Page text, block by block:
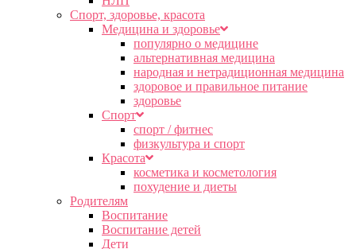
Спорт, здоровье, красота
Медицина и здоровье
популярно о медицине
альтернативная медицина
народная и нетрадиционная медицина
здоровое и правильное питание
здоровье
Спорт
спорт / фитнес
физкультура и спорт
Красота
косметика и косметология
похудение и диеты
Родителям
Воспитание
Воспитание детей
Дети